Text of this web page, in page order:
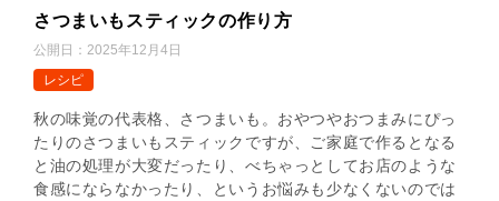
さつまいもスティックの作り方
公開日： 2025年12月4日
レシピ
秋の味覚の代表格、さつまいも。おやつやおつまみにぴっ
たりのさつまいもスティックですが、ご家庭で作るとなる
と油の処理が大変だったり、べちゃっとしてお店のような
食感にならなかったり、というお悩みも少なくないのでは